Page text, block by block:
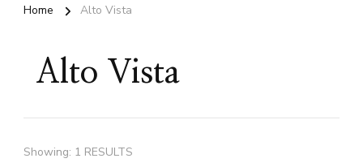
Home Alto Vista
Alto Vista
Showing: 1 RESULTS